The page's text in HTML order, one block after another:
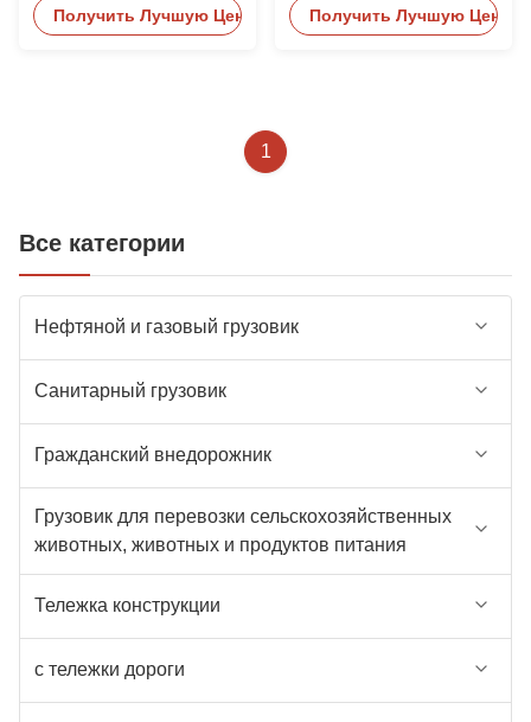
авиаперевозки пищи
Получить Лучшую Цену
службПолучить Лучшую Цену
1
Все категории
Нефтяной и газовый грузовик
Санитарный грузовик
Гражданский внедорожник
Грузовик для перевозки сельскохозяйственных
животных, животных и продуктов питания
Тележка конструкции
с тележки дороги